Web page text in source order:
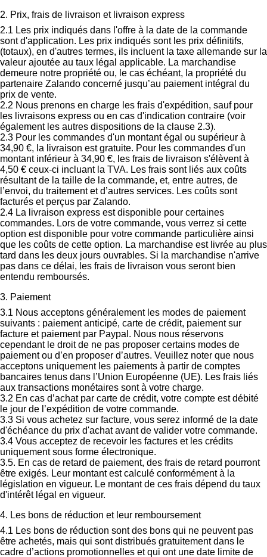
2. Prix, frais de livraison et livraison express
2.1 Les prix indiqués dans l'offre à la date de la commande
sont d'application. Les prix indiqués sont les prix définitifs,
(totaux), en d'autres termes, ils incluent la taxe allemande sur la
valeur ajoutée au taux légal applicable. La marchandise
demeure notre propriété ou, le cas échéant, la propriété du
partenaire Zalando concerné jusqu’au paiement intégral du
prix de vente.
2.2 Nous prenons en charge les frais d'expédition, sauf pour
les livraisons express ou en cas d'indication contraire (voir
également les autres dispositions de la clause 2.3).
2.3 Pour les commandes d'un montant égal ou supérieur à
34,90 €, la livraison est gratuite. Pour les commandes d'un
montant inférieur à 34,90 €, les frais de livraison s'élèvent à
4,50 € ceux-ci incluant la TVA. Les frais sont liés aux coûts
résultant de la taille de la commande, et, entre autres, de
l’envoi, du traitement et d’autres services. Les coûts sont
facturés et perçus par Zalando.
2.4 La livraison express est disponible pour certaines
commandes. Lors de votre commande, vous verrez si cette
option est disponible pour votre commande particulière ainsi
que les coûts de cette option. La marchandise est livrée au plus
tard dans les deux jours ouvrables. Si la marchandise n'arrive
pas dans ce délai, les frais de livraison vous seront bien
entendu remboursés.
3. Paiement
3.1 Nous acceptons généralement les modes de paiement
suivants : paiement anticipé, carte de crédit, paiement sur
facture et paiement par Paypal. Nous nous réservons
cependant le droit de ne pas proposer certains modes de
paiement ou d’en proposer d’autres. Veuillez noter que nous
acceptons uniquement les paiements à partir de comptes
bancaires tenus dans l’Union Européenne (UE). Les frais liés
aux transactions monétaires sont à votre charge.
3.2 En cas d’achat par carte de crédit, votre compte est débité
le jour de l’expédition de votre commande.
3.3 Si vous achetez sur facture, vous serez informé de la date
d'échéance du prix d'achat avant de valider votre commande.
3.4 Vous acceptez de recevoir les factures et les crédits
uniquement sous forme électronique.
3.5. En cas de retard de paiement, des frais de retard pourront
être exigés. Leur montant est calculé conformément à la
législation en vigueur. Le montant de ces frais dépend du taux
d'intérêt légal en vigueur.
4. Les bons de réduction et leur remboursement
4.1 Les bons de réduction sont des bons qui ne peuvent pas
être achetés, mais qui sont distribués gratuitement dans le
cadre d’actions promotionnelles et qui ont une date limite de